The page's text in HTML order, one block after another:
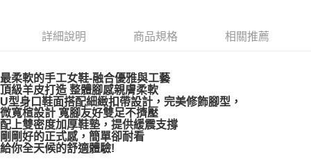
便利好安心！
１．簡單：不需註冊會員、不需綁卡、不需儲值。
【「AFTEE先享後付」結帳流程】
１．於結帳方式選擇「AFTEE先享後付」後，將跳轉至「AFTEE先享後付」
結帳頁面，進行簡訊認證並確認金額後，即可完成結帳。
２．訂單成立數日內，您將收到繳費通知簡訊。
３．收到繳費通知簡訊後14天內，點擊此簡訊中的連結，可透過四大超商／
ATM／網路銀行／等多元方式進行付款，方視為交易完成。
宅配通
每筆NT$100，滿NT$999(含以上)免運費
詳細說明 商品規格 相關推薦
最柔軟的手工女鞋-融合優雅與工藝
頂級羊皮打造 整體腳感親膚柔軟
U型身口鞋面搭配細緻扣帶設計，完美修飾腳型，
微寬楦設計 寬腳友好雙足不擠壓
配上雙密度加厚鞋墊，提供緩震支撐
剛剛好的正式感，簡單卻耐看
給你全天候的舒適體驗!